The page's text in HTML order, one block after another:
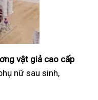
vật giả cao cấp
nữ sau sinh,